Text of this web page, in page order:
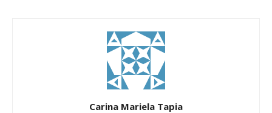
Carina Mariela Tapia